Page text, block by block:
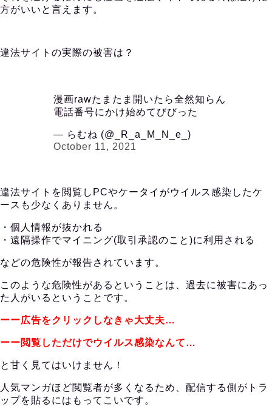
方がいいと言えます。
違法サイトの実際の被害は？
漫画rawたまたま開いたら全然知らん
電話番号にかけ始めてびびった
— らむね (@_R_a_M_N_e_)
October 11, 2021
違法サイトを閲覧しPCやケータイがウイルス感染したケ
ースも少なくありません。
・個人情報が抜かれる
・遠隔操作でマイニング(取引承認のこと)に利用される
などの危険性が報告されています。
このような危険性があるということは、過去に被害にあっ
た人がいるということです。
ーー広告をクリックしなきゃ大丈夫…
ーー閲覧しただけでウイルス感染なんて…
と甘く見てはいけません！
人気マンガほど閲覧者が多くなるため、配信する側がトラ
ップを貼るにはもってこいです。